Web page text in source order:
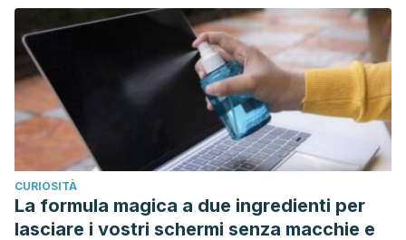
CURIOSITÀ
La formula magica a due ingredienti per
lasciare i vostri schermi senza macchie e